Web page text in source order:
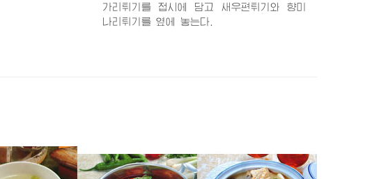
가리튀기를 접시에 담고 새우편튀기와 향미
나리튀기를 옆에 놓는다.